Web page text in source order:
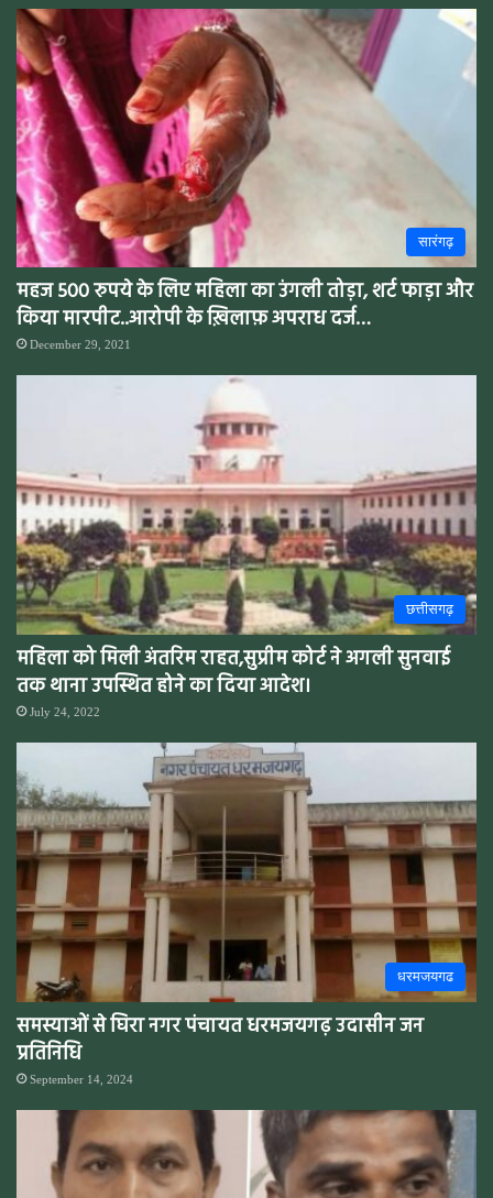
सारंगढ़
महज 500 रुपये के लिए महिला का उंगली तोड़ा, शर्ट फाड़ा और
किया मारपीट..आरोपी के ख़िलाफ़ अपराध दर्ज…
December 29, 2021
छत्तीसगढ़
महिला को मिली अंतरिम राहत,सुप्रीम कोर्ट ने अगली सुनवाई
तक थाना उपस्थित होने का दिया आदेश।
July 24, 2022
धरमजयगढ
समस्याओं से घिरा नगर पंचायत धरमजयगढ़ उदासीन जन
प्रतिनिधि
September 14, 2024